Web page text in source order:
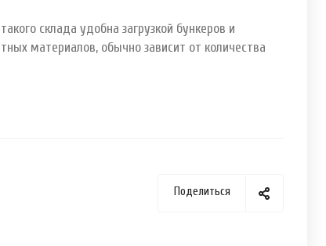
склада удобна загрузкой бункеров и
материалов, обычно зависит от количества
Поделиться